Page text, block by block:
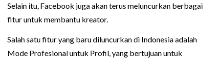
Selain itu, Facebook juga akan terus meluncurkan berbagai
fitur untuk membantu kreator.
Salah satu fitur yang baru diluncurkan di Indonesia adalah
Mode Profesional untuk Profil, yang bertujuan untuk